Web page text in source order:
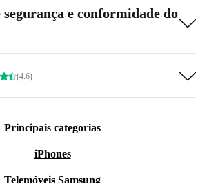
e conformidade do
(4.6)
Principais categorias
iPhones
Telemóveis Samsung